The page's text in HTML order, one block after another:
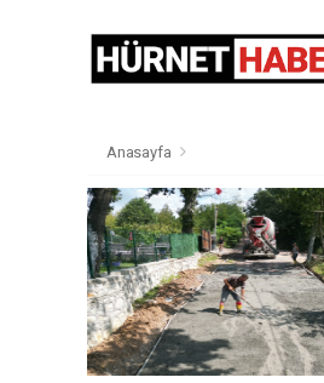
Anasayfa